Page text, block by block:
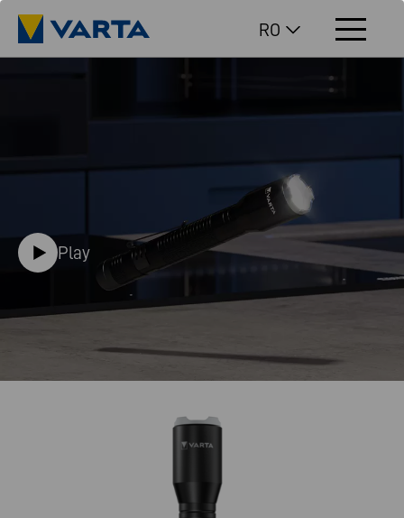
RO
Play